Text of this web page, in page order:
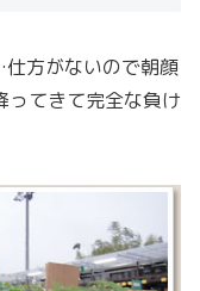
方がないので朝顔
ってきて完全な負け